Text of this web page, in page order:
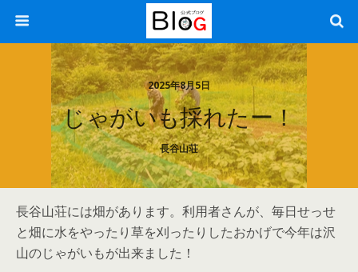
2025年8月5日
じゃがいも採れたー！
長谷山荘
長谷山荘には畑があります。利用者さんが、毎日せっせ
と畑に水をやったり草を刈ったりしたおかげで今年は沢
山のじゃがいもが出来ました！